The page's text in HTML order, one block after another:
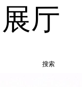
厅
搜索